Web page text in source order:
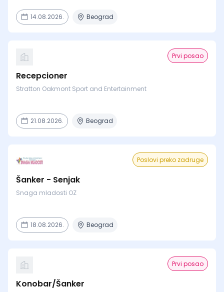
14.08.2026. Beograd
Prvi posao
Recepcioner
Stratton Oakmont Sport and Entertainment
21.08.2026. Beograd
Poslovi preko zadruge
Šanker - Senjak
Snaga mladosti OZ
18.08.2026. Beograd
Prvi posao
Konobar/Šanker